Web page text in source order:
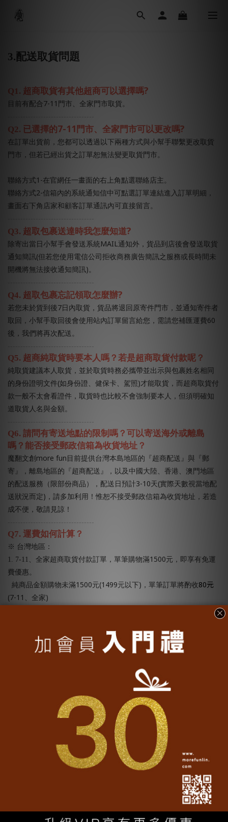
3.配送取貨問題
Q1. 超商取貨有其他超商可以選擇嗎?
目前有配合7-11 門市、全家門市取貨。
Q2. 已選擇的7-11 門市、全家門市可以更改嗎?
在訂單出貨前，您都可以透過以下兩種方式與小幫手聯繫更改取貨
門市，但若已經出貨之訂單恕無法變更取貨門市。
聯絡方式 1-在官網任一畫面的右上角點選聯絡店主。
聯絡方式2-信箱內的系統通知信中可點選訂單連結進入訂單明細，
畫面右下角店家和顧客訂單通訊內可直接留言。
Q3. 超取包裹送達時我怎麼知道?
除寄出當日小幫手會發送系統MAIL通知外，貨品到店後會發送取貨
通知簡訊(但若您使用電信公司拒收商務廣告簡訊之服務或長時間未
開機將無法接收通知簡訊)。
----------------------------------
Q4. 超取包裹忘記領取怎麼辦?
若您未於貨到後7 日內取貨，貨品將退回原寄件門市，並通知寄件者
取回，小幫手取回後會使用站內訂單留言給您，需請您補匯運費60
後，我們將再次配送。
----------------------------------
Q5. 超商純取貨時要本人嗎？若是超商取貨付款呢？
純取貨建議本人取貨，並於取貨時務必攜帶並出示與包裹姓名相同
的身份證明文件(如身份證、健保卡、駕照)才能取貨，而超商取貨付
款一般不太會看證件，取貨時也比較不會強制要本人，但須明確知
道取貨人名與金額。
----------------------------------
Q6. 請問有寄送地點的限制嗎？可以寄送海外或離島
嗎？能否接受郵政信箱為收貨地址？
魔翻文創 more fun 目前提供台灣本島地區的『超商配送』與『郵
寄』，離島地區的『超商配送』，以及中國大陸、香港、澳門地區
的配送服務（限部份商品），配送日預計3-10天(實際天數視當地配
送狀況而定) ，請多加利用！惟恕不接受郵政信箱為收貨地址，若造
成不便，敬請見諒！
----------------------------------
Q7. 運費如何計算？
※ 台灣地區：
1. 7-11 、全家超商取貨付款訂單，單筆購物滿1500元，即享有免運
費優惠。
純商品金額購物未滿1500元(1499元以下) ，單筆訂單將酌收80元
(7-11 、全家)
元，即享有免運費優惠。純商品金額購物未滿1500
，單筆訂單將酌收80
元物流費。
TWD 250 元起（視材積而定）。
新加坡、馬來西亞地區國際宅配費用TWD 900
（視材積而定）。
、泰國、越南地區國際宅配費用TWD 550元起（視材積而
地區國際宅配費用 TWD 1500
元起（視材積而定）。
地區國際宅配費用TWD 1400
元起（視材積而定）。
地區國際宅配費用TWD 1200 元起（視材積而定）。
回常見問題